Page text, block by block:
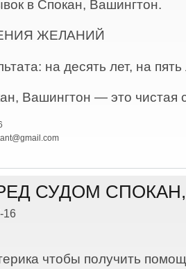
в Спокан, Вашингтон.
ЖЕЛАНИЙ
на десять лет, на
Вашингтон — это чистая
СУДОМ
16
чтобы получить